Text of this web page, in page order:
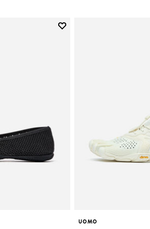
Add to wishlist
UOMO